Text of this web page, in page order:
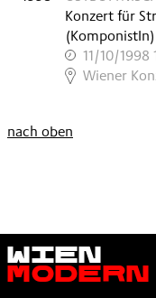
Konzert für
(KomponistIn)
11/10/1998
,
Wiener
nach oben
Wien
Modern